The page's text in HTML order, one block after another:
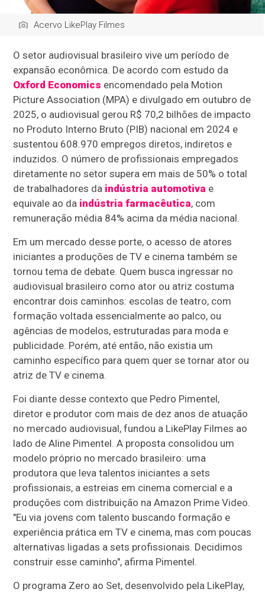
Acervo LikePlay Filmes
O setor audiovisual brasileiro vive um período de
expansão econômica. De acordo com estudo da
Oxford Economics encomendado pela Motion
Picture Association (MPA) e divulgado em outubro de
2025, o audiovisual gerou R$ 70,2 bilhões de impacto
no Produto Interno Bruto (PIB) nacional em 2024 e
sustentou 608.970 empregos diretos, indiretos e
induzidos. O número de profissionais empregados
diretamente no setor supera em mais de 50% o total
de trabalhadores da indústria automotiva e
equivale ao da indústria farmacêutica, com
remuneração média 84% acima da média nacional.
Em um mercado desse porte, o acesso de atores
iniciantes a produções de TV e cinema também se
tornou tema de debate. Quem busca ingressar no
audiovisual brasileiro como ator ou atriz costuma
encontrar dois caminhos: escolas de teatro, com
formação voltada essencialmente ao palco, ou
agências de modelos, estruturadas para moda e
publicidade. Porém, até então, não existia um
caminho específico para quem quer se tornar ator ou
atriz de TV e cinema.
Foi diante desse contexto que Pedro Pimentel,
diretor e produtor com mais de dez anos de atuação
no mercado audiovisual, fundou a LikePlay Filmes ao
lado de Aline Pimentel. A proposta consolidou um
modelo próprio no mercado brasileiro: uma
produtora que leva talentos iniciantes a sets
profissionais, a estreias em cinema comercial e a
produções com distribuição na Amazon Prime Video.
"Eu via jovens com talento buscando formação e
experiência prática em TV e cinema, mas com poucas
alternativas ligadas a sets profissionais. Decidimos
construir esse caminho", afirma Pimentel.
O programa Zero ao Set, desenvolvido pela LikePlay,